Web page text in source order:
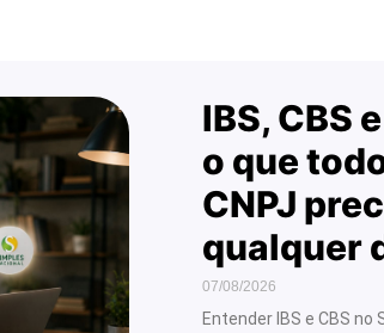
IBS, CBS
o que
CNPJ
qualquer
07/08/2026
Entender IBS e CBS